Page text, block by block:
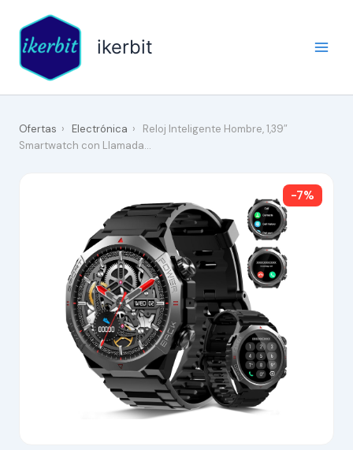
contenido
ikerbit
Ofertas › Electrónica ›
Reloj Inteligente Hombre, 1,39″
Smartwatch con Llamada…
-7%